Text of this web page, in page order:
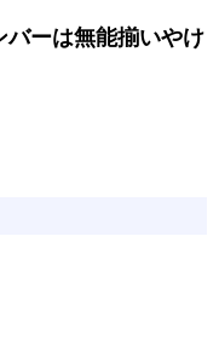
ーは無能揃いやけ